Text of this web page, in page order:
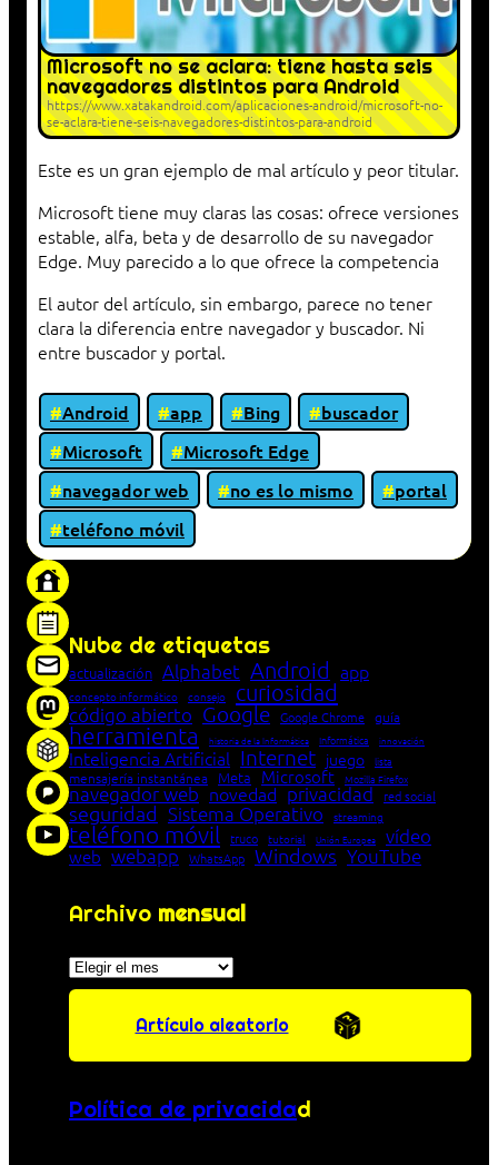
Microsoft no se aclara: tiene hasta seis
navegadores distintos para Android
https://www.xatakandroid.com/aplicaciones-android/microsoft-no-
se-aclara-tiene-seis-navegadores-distintos-para-android
Este es un gran ejemplo de mal artículo y peor titular.
Microsoft tiene muy claras las cosas: ofrece versiones
estable, alfa, beta y de desarrollo de su navegador
Edge. Muy parecido a lo que ofrece la competencia
El autor del artículo, sin embargo, parece no tener
clara la diferencia entre navegador y buscador. Ni
entre buscador y portal.
Android app Bing
buscador
Microsoft
Microsoft Edge
navegador web
no es lo mismo
portal
teléfono móvil
Nube de etiquetas
actualización Alphabet Android app
concepto informático consejo curiosidad
código abierto Google Google Chrome guía
herramienta historia de la Informática Informática innovación
Inteligencia Artificial Internet juego lista
mensajería instantánea Meta Microsoft Mozilla Firefox
navegador web novedad privacidad red social
seguridad Sistema Operativo streaming
teléfono móvil truco tutorial Unión Europea vídeo
web webapp WhatsApp Windows YouTube
Archivo mensual
Archivos
Artículo aleatorio
Política de privacidad